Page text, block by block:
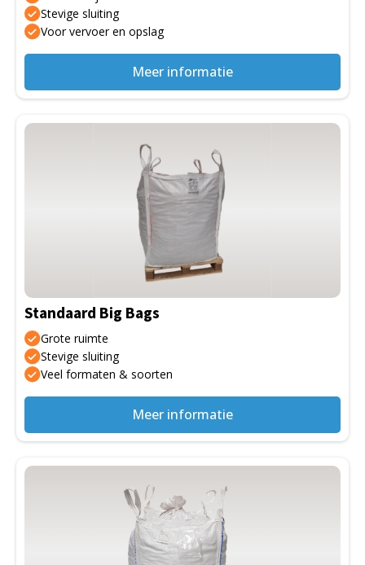
Stevige sluiting
Voor vervoer en opslag
Meer informatie
de
productpagina
Standaard Big Bags
Grote ruimte
Stevige sluiting
Veel formaten & soorten
Meer informatie
Dit
gekozen
worden
op
de
productpagina
Dit